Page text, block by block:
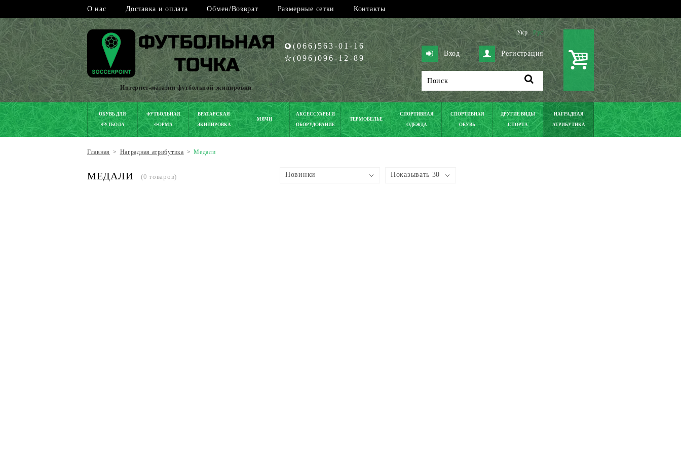
О нас Доставка и оплата Обмен/Возврат Размерные сетки Контакты
Интернет-магазин футбольной экипировки
(066)563-01-16
(096)096-12-89
Укр Рус
Вход Регистрация
ОБУВЬ ДЛЯ
ФУТБОЛА
ФУТБОЛЬНАЯ
ФОРМА
ВРАТАРСКАЯ
ЭКИПИРОВКА
МЯЧИ
АКСЕССУАРЫ И
ОБОРУДОВАНИЕ
ТЕРМОБЕЛЬЕ
СПОРТИВНАЯ
ОДЕЖДА
СПОРТИВНАЯ
ОБУВЬ
ДРУГИЕ ВИДЫ
СПОРТА
НАГРАДНАЯ
АТРИБУТИКА
Главная > Наградная атрибутика > Медали
МЕДАЛИ (0 товаров) Новинки Показывать 30